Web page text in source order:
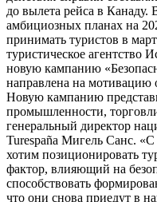
до вылета рейса в Канаду.
амбициозных планах на
принимать туристов в
туристическое агентство
новую кампанию
направлена ​​на мотивацию
Новую кампанию
промышленности,
генеральный директор
Turespaña Мигель Санс.
хотим позиционировать
фактор, влияющий на
способствовать
что они снова приедут в